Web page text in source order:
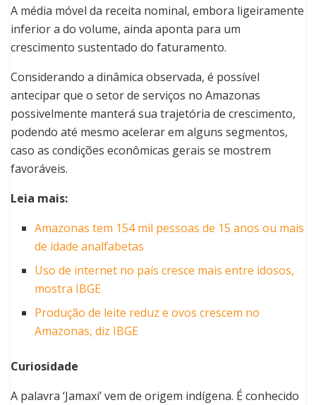
A média móvel da receita nominal, embora ligeiramente
inferior a do volume, ainda aponta para um
crescimento sustentado do faturamento.
Considerando a dinâmica observada, é possível
antecipar que o setor de serviços no Amazonas
possivelmente manterá sua trajetória de crescimento,
podendo até mesmo acelerar em alguns segmentos,
caso as condições econômicas gerais se mostrem
favoráveis.
Leia mais:
Amazonas tem 154 mil pessoas de 15 anos ou mais
de idade analfabetas
Uso de internet no país cresce mais entre idosos,
mostra IBGE
Produção de leite reduz e ovos crescem no
Amazonas, diz IBGE
Curiosidade
A palavra ‘Jamaxi’ vem de origem indígena. É conhecido